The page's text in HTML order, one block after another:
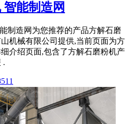
能制造网
制造网为您推荐的产品方解石磨
机械有限公司提供,当前页面为方
介绍页面,包含了方解石磨粉机产
.